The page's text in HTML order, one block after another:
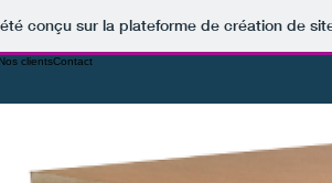
conçu sur la plateforme de création de
Nos clientsContact
dragonne